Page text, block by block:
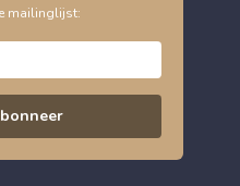
mailinglijst: